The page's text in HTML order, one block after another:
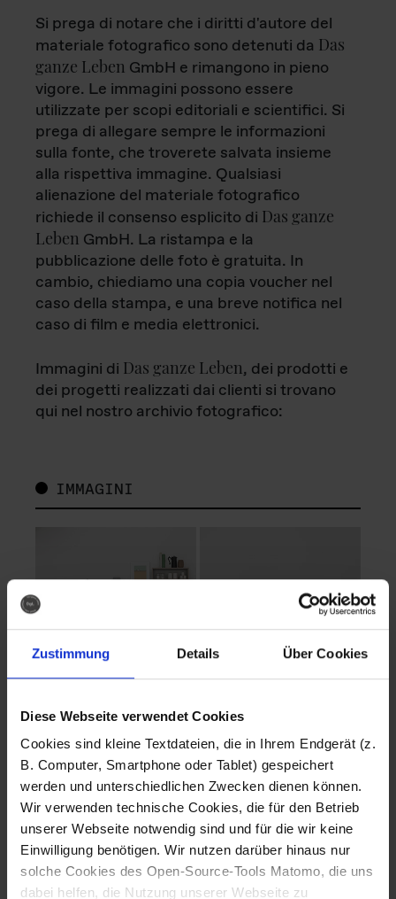
Zustimmung Details Über Cookies
Diese Webseite verwendet Cookies
Cookies sind kleine Textdateien, die in Ihrem Endgerät (z.
B. Computer, Smartphone oder Tablet) gespeichert
werden und unterschiedlichen Zwecken dienen können.
Wir verwenden technische Cookies, die für den Betrieb
unserer Webseite notwendig sind und für die wir keine
Einwilligung benötigen. Wir nutzen darüber hinaus nur
solche Cookies des Open-Source-Tools Matomo, die uns
dabei helfen, die Nutzung unserer Webseite zu
Si prega di notare che i diritti d'autore del
materiale fotografico sono detenuti da Das
ganze Leben GmbH e rimangono in pieno
vigore. Le immagini possono essere
utilizzate per scopi editoriali e scientifici. Si
prega di allegare sempre le informazioni
sulla fonte, che troverete salvata insieme
alla rispettiva immagine. Qualsiasi
alienazione del materiale fotografico
richiede il consenso esplicito di Das ganze
Leben GmbH. La ristampa e la
pubblicazione delle foto è gratuita. In
cambio, chiediamo una copia voucher nel
caso della stampa, e una breve notifica nel
caso di film e media elettronici.
Immagini di Das ganze Leben, dei prodotti e
dei progetti realizzati dai clienti si trovano
qui nel nostro archivio fotografico:
IMMAGINI
Fotografo: Lorenz
Sternbach
Download
Fotografo: Lorenz
Sternbach
Download